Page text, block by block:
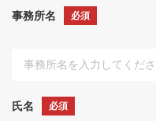
事務所名 必須
氏名 必須